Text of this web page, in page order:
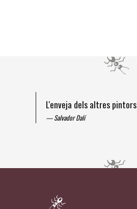
L'enveja dels altres
Salvador Dalí